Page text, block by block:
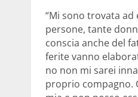
“Mi sono trovata
persone, tante
conscia anche del
ferite vanno
no non mi sarei
proprio compagno.